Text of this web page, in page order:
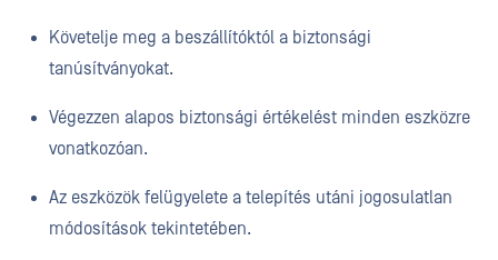
Követelje meg a beszállítóktól a biztonsági
tanúsítványokat.
Végezzen alapos biztonsági értékelést minden eszközre
vonatkozóan.
Az eszközök felügyelete a telepítés utáni jogosulatlan
módosítások tekintetében.